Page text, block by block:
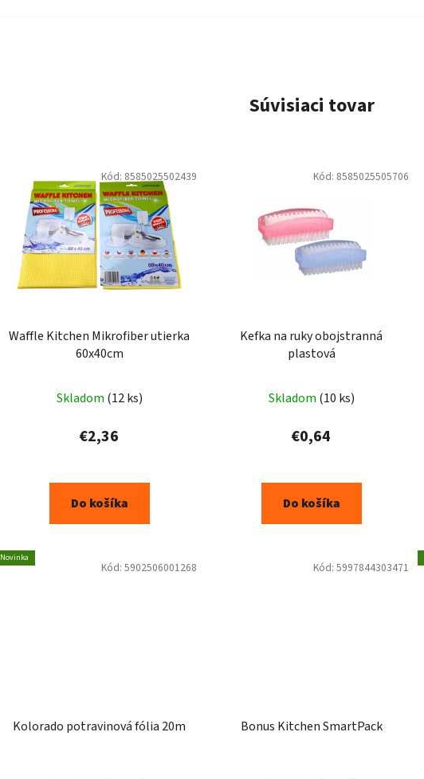
Súvisiaci tovar
Waffle Kitchen Mikrofiber utierka
60x40cm
Skladom (12 ks)
€2,36
Do košíka
Kód: 8585025502439
Kefka na ruky obojstranná
plastová
Skladom (10 ks)
€0,64
Do košíka
Kód: 8585025505706
Novinka
Kolorado potravinová fólia 20m
Kód: 5902506001268
Bonus Kitchen SmartPack
Kód: 5997844303471